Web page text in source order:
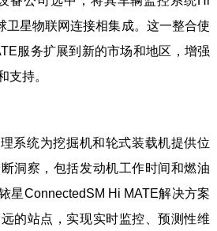
卫星物联网连接相集成。这一整合使
服务扩展到新的市场和地区，增强
支持。
系统为挖掘机和轮式装载机提供位
洞察，包括发动机工作时间和燃油
星ConnectedSM Hi MATE解决方案
的站点，实现实时监控、预测性维